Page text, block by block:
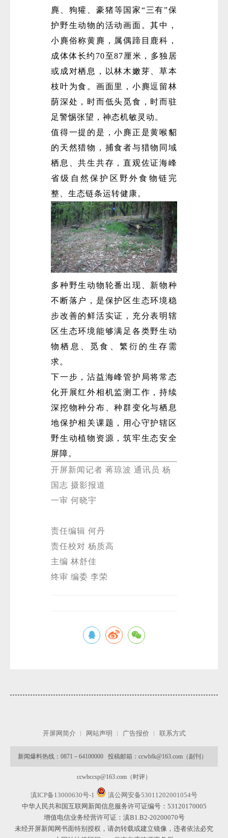
麂、狗獾、豪猪等国家“三有”保
护野生动物的活动画面。其中，
小麂俗称黄麂，属偶蹄目鹿科，
成体体长约70至87厘米，多独居
或成对栖息，以林木嫩芽、草本
枝叶为食。画面里，小麂逗留林
荫深处，时而低头觅食，时而驻
足警惕张望，神态机敏灵动。
值得一提的是，小麂正是黄喉貂
的天然猎物，捕食者与猎物同域
栖息、共生共存，直观佐证海峰
省级自然保护区野外食物链完
整、生态链条运转健康。
多种野生动物轮番出现、新物种
不断落户，是保护区生态环境稳
步改善的鲜活实证，充分表明辖
区生态环境能够满足各类野生动
物栖息、觅食、繁衍的生存需
求。
下一步，沾益海峰管护局将常态
化开展红外相机监测工作，持续
深挖物种分布、种群变化与栖息
地保护相关课题，用心守护辖区
野生动植物资源，筑牢生态安全
屏障。
开屏新闻记者 蒋琼波 通讯员 杨
国志 摄影报道
一审 何晓宇
责任编辑 何丹
责任校对 杨质高
主编 林舒佳
终审 编委 李荣
开屏网简介 网站声明 广告报价 联系方式
新闻爆料热线：0871－64100000 投稿邮箱：ccwbfk@163.com（副刊）
ccwbccsp@163.com（时评）
滇ICP备13000630号-1
滇公网安备53011202001054号
中华人民共和国互联网新闻信息服务许可证编号：53120170005
增值电信业务经营许可证：滇B1.B2-20200070号
未经开屏新闻网书面特别授权，请勿转载或建立镜像，违者依法必究